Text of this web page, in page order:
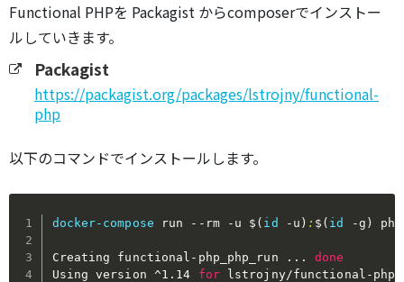
Functional PHPを Packagist からcomposerでインストー
ルしていきます。
Packagist
https://packagist.org/packages/lstrojny/functional-
php
以下のコマンドでインストールします。
docker-compose run --rm -u $( id -u ) : $( id -g )
Creating functional-php_php_run .. . done
Using version ^1.14 for lstrojny/functional-php